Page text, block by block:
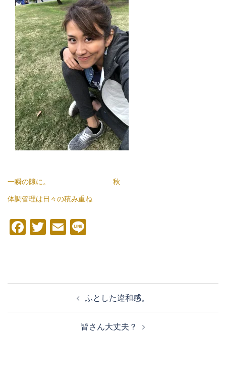
一瞬の隙に。
秋
体調管理は日々の積み重ね
Facebook
Twitter
Email
ふとした違和感。
皆さん大丈夫？